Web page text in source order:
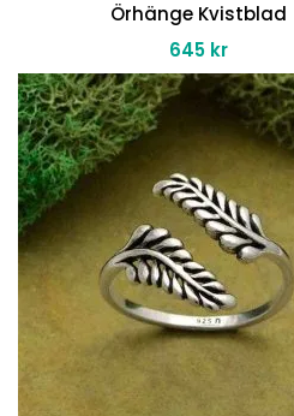
Örhänge Kvistblad
645 kr